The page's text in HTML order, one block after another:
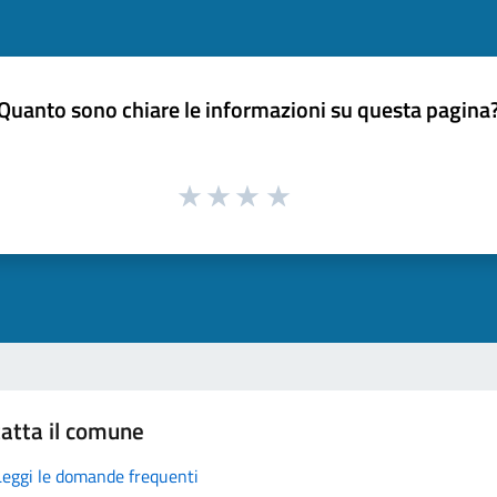
sono chiare le informazioni su questa
il comune
le domande frequenti